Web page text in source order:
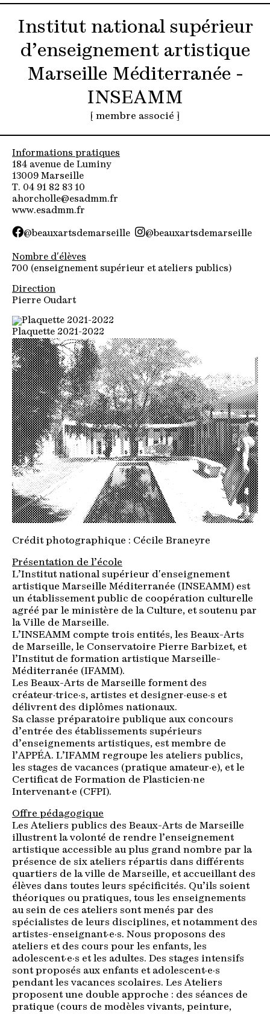
Institut national supérieur
d’enseignement artistique
Marseille Méditerranée -
INSEAMM
[ membre associé ]
Informations pratiques
184 avenue de Luminy
13009 Marseille
T. 04 91 82 83 10
ahorcholle@esadmm.fr
www.esadmm.fr
@beauxartsdemarseille @beauxartsdemarseille
Nombre d'élèves
700 (enseignement supérieur et ateliers publics)
Direction
Pierre Oudart
Plaquette 2021-2022
Crédit photographique : Cécile Braneyre
Présentation de l’école
L’Institut national supérieur d'enseignement
artistique Marseille Méditerranée (INSEAMM) est
un établissement public de coopération culturelle
agréé par le ministère de la Culture, et soutenu par
la Ville de Marseille.
L’INSEAMM compte trois entités, les Beaux-Arts
de Marseille, le Conservatoire Pierre Barbizet, et
l’Institut de formation artistique Marseille-
Méditerranée (IFAMM).
Les Beaux-Arts de Marseille forment des
créateur·trice·s, artistes et designer·euse·s et
délivrent des diplômes nationaux.
Sa classe préparatoire publique aux concours
d’entrée des établissements supérieurs
d’enseignements artistiques, est membre de
l’APPÉA. L’IFAMM regroupe les ateliers publics,
les stages de vacances (pratique amateur·e), et le
Certificat de Formation de Plasticien·ne
Intervenant·e (CFPI).
Offre pédagogique
Les Ateliers publics des Beaux-Arts de Marseille
illustrent la volonté de rendre l’enseignement
artistique accessible au plus grand nombre par la
présence de six ateliers répartis dans différents
quartiers de la ville de Marseille, et accueillant des
élèves dans toutes leurs spécificités. Qu’ils soient
théoriques ou pratiques, tous les enseignements
au sein de ces ateliers sont menés par des
spécialistes de leurs disciplines, et notamment des
artistes-enseignant·e·s. Nous proposons des
ateliers et des cours pour les enfants, les
adolescent·e·s et les adultes. Des stages intensifs
sont proposés aux enfants et adolescent·e·s
pendant les vacances scolaires. Les Ateliers
proposent une double approche : des séances de
pratique (cours de modèles vivants, peinture,